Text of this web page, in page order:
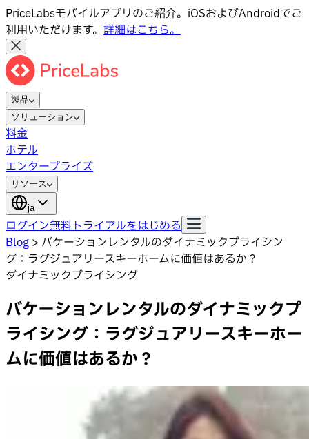
PriceLabsモバイルアプリのご紹介。iOSおよびAndroidでご
利用いただけます。 詳細はこちら。
製品
ソリューション
料金
ホテル
エンタープライズ
リソース
ja
ログイン無料トライアルをはじめる
Blog > バケーションレンタルのダイナミックプライシン
グ：ラグジュアリースキーホームに価値はあるか？
ダイナミックプライシング
バケーションレンタルのダイナミックプ
ライシング：ラグジュアリースキーホー
ムに価値はあるか？